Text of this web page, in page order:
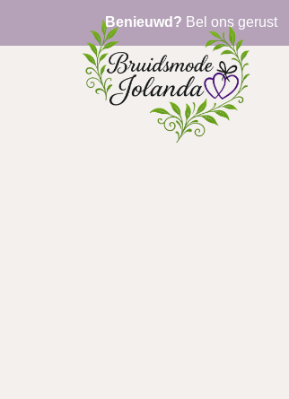
Benieuwd? Bel ons gerust